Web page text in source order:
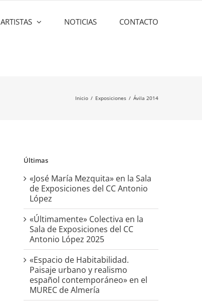
ARTISTAS NOTICIAS CONTACTO
Inicio Exposiciones Ávila 2014
Últimas
«José María Mezquita» en la Sala
de Exposiciones del CC Antonio
López
«Últimamente» Colectiva en la
Sala de Exposiciones del CC
Antonio López 2025
«Espacio de Habitabilidad.
Paisaje urbano y realismo
español contemporáneo» en el
MUREC de Almería